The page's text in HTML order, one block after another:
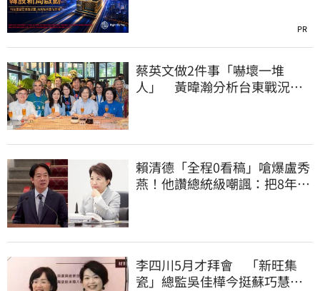
PR
蔡英文做2件事「嚇壞一堆
人」 黃暐瀚分析台東戰況：
賴清德「全程0看稿」嗆爆盧秀
燕！他讚總統級嘲諷：把8年總
李四川5月才拜會 「新旺集
瓷」總監吳佳樺今挺蘇巧慧：